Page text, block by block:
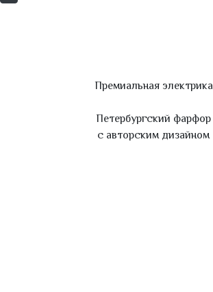
Премиальная электрика
Петербургский фарфор
с авторским дизайном